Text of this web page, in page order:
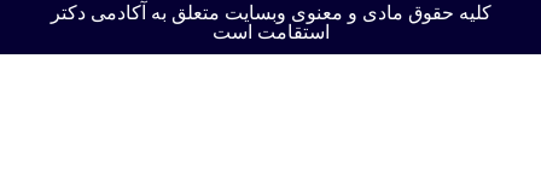
کلیه حقوق مادی و معنوی وبسایت متعلق به آکادمی دکتر
استقامت است